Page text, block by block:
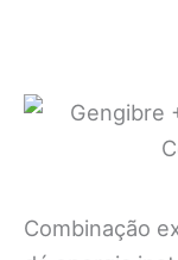
Combinação